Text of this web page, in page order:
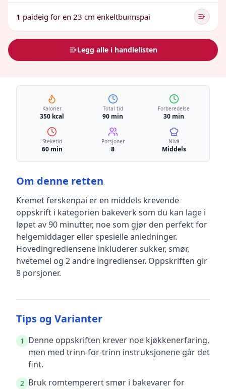
1 paideig for en 23 cm enkeltbunnspai
Legg alle i handlelisten
Kalorier
350 kcal
Total tid
90 min
Forberedelse
30 min
Steketid
60 min
Porsjoner
8
Nivå
Middels
Om denne retten
Kremet ferskenpai er en middels krevende
oppskrift i kategorien bakeverk som du kan lage i
løpet av 90 minutter, noe som gjør den perfekt for
helgemiddager eller spesielle anledninger.
Hovedingrediensene inkluderersukker, smør,
hvetemel og 2 andre ingredienser. Oppskriften gir
8 porsjoner.
Tips og Varianter
1
Denne oppskriften krever noe kjøkkenerfaring,
men med trinn-for-trinn instruksjonene går det
fint.
2 Bruk romtemperert smør i bakevarer for